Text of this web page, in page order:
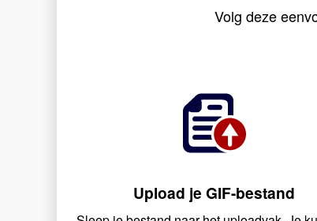
Volg deze
Upload je GIF-bestand